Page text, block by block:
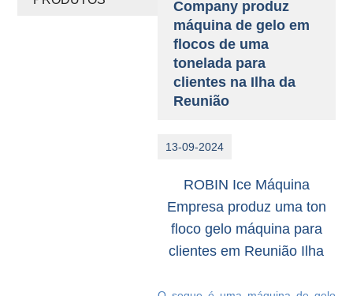
Company produz
máquina de gelo em
flocos de uma
tonelada para
clientes na Ilha da
Reunião
13-09-2024
ROBIN Ice Máquina
Empresa produz uma ton
floco gelo máquina para
clientes em Reunião Ilha